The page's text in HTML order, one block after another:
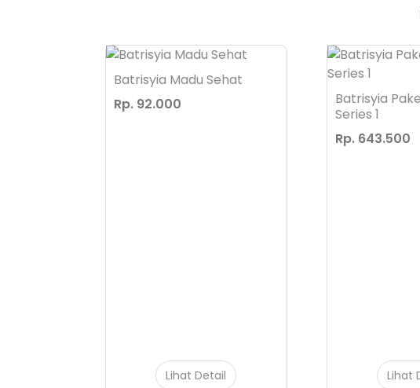
Batrisyia Madu Sehat
Rp. 92.000
Lihat Detail
Batrisyia
Series 1
Rp. 643.500
Lihat